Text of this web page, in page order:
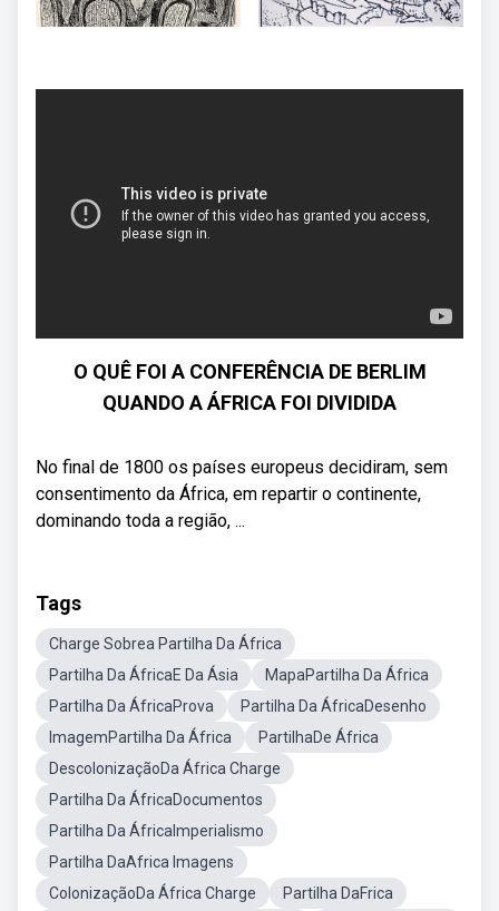
O QUÊ FOI A CONFERÊNCIA DE BERLIM
QUANDO A ÁFRICA FOI DIVIDIDA
No final de 1800 os países europeus decidiram, sem
consentimento da África, em repartir o continente,
dominando toda a região, ...
Tags
Charge Sobrea Partilha Da África
Partilha Da ÁfricaE Da Ásia
MapaPartilha Da África
Partilha Da ÁfricaProva
Partilha Da ÁfricaDesenho
ImagemPartilha Da África
PartilhaDe África
DescolonizaçãoDa África Charge
Partilha Da ÁfricaDocumentos
Partilha Da ÁfricaImperialismo
Partilha DaAfrica Imagens
ColonizaçãoDa África Charge
Partilha DaFrica